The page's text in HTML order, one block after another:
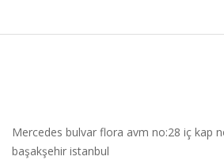
Mercedes bulvar flora avm no:28 iç kap
başakşehir istanbul